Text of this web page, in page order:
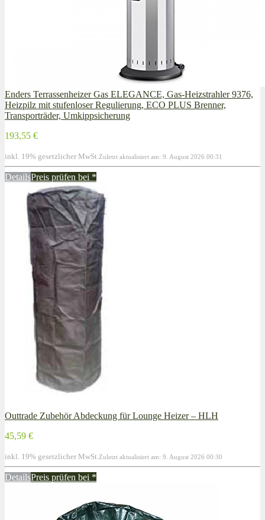
Enders Terrassenheizer Gas ELEGANCE, Gas-Heizstrahler 9376,
Heizpilz mit stufenloser Regulierung, ECO PLUS Brenner,
Transporträder, Umkippsicherung
193,55 €
inkl. 19% gesetzlicher MwSt. Zuletzt aktualisiert am: 9. August 2026 00:31
DetailsPreis prüfen bei *
Outtrade Zubehör Abdeckung für Lounge Heizer – HLH
45,59 €
inkl. 19% gesetzlicher MwSt. Zuletzt aktualisiert am: 9. August 2026 00:30
DetailsPreis prüfen bei *